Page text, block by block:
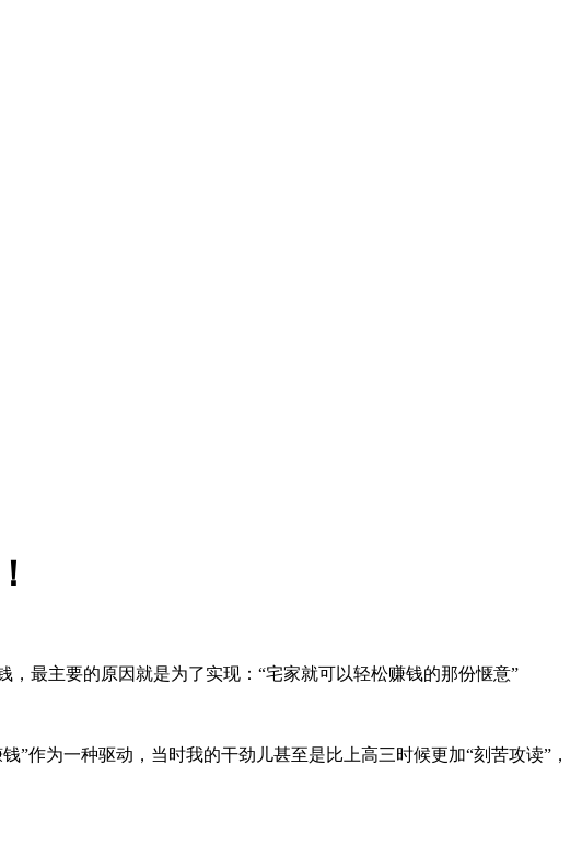
最主要的原因就是为了实现：“宅家就可以轻松赚钱的那份惬意”
作为一种驱动，当时我的干劲儿甚至是比上高三时候更加“刻苦攻读”，